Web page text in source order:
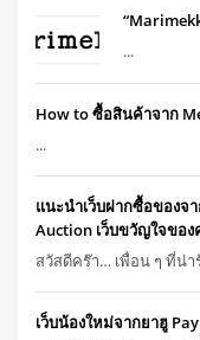
...
How to ซื้อสินค้าจาก
...
แนะนำเว็บฝากซื้อของจ
Auction เว็บขวัญใจขอ
สวัสดีคร๊า… เพื่อน ๆ ที่น่
เว็บน้องใหม่จากยาฮู